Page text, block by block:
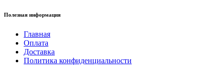
Полезная информация
Главная
Оплата
Доставка
Политика конфиденциальности